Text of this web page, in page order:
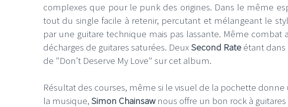
complexes que pour le punk des origines. Dans le même
tout du single facile à retenir, percutant et mélangeant le
par une guitare technique mais pas lassante. Même combat
décharges de guitares saturées. DeuxSecond Rate étant
de "Don’t Deserve My Love" sur cet album.
Résultat des courses, même si le visuel de la pochette
la musique, Simon Chainsaw nous offre un bon rock à